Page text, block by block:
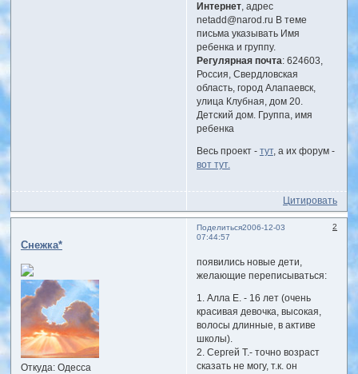
Интернет, адрес
netadd@narod.ru В теме
письма указывать Имя
ребенка и группу.
Регулярная почта: 624603,
Россия, Свердловская
область, город Алапаевск,
улица Клубная, дом 20.
Детский дом. Группа, имя
ребенка
Весь проект - тут, а их форум -
вот тут.
Цитировать
Поделиться 2
2006-12-03
07:44:57
Снежка*
Откуда:Одесса
появились новые дети,
желающие переписываться:
1. Алла Е. - 16 лет (очень
красивая девочка, высокая,
волосы длинные, в активе
школы).
2. Сергей Т.- точно возраст
сказать не могу, т.к. он